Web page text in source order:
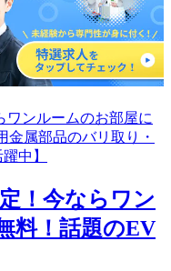
！今ならワン
料！話題のEV